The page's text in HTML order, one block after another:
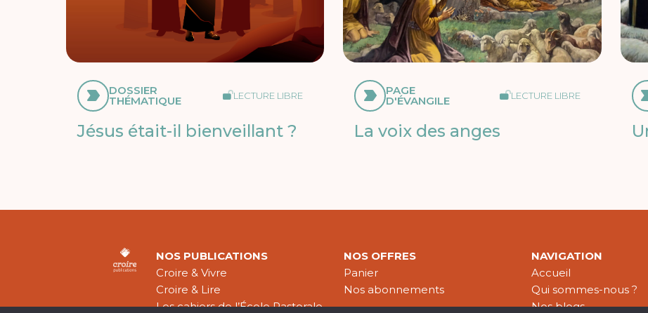
DOSSIER
THÉMATIQUE LECTURE LIBRE
Jésus était-il bienveillant ?
PAGE
D'ÉVANGILE LECTURE LIBRE
La voix des anges
NOS PUBLICATIONS
Croire & Vivre
Croire & Lire
Les cahiers de l’École Pastorale
NOS OFFRES
Panier
Nos abonnements
NAVIGATION
Accueil
Qui sommes-nous ?
Nos blogs